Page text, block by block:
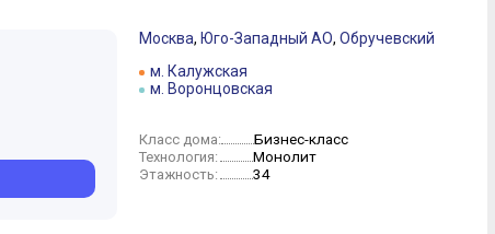
Москва, Юго-Западный АО, Обручевский
м. Калужская
м. Воронцовская
Класс дома: Бизнес-класс
Технология: Монолит
Этажность: 34